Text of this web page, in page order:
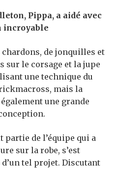
Pippa, a aidé avec
incroyable
chardons, de jonquilles et
sur le corsage et la jupe
une technique du
mais la
une grande
de l’équipe qui a
sur la robe, s’est
tel projet. Discutant